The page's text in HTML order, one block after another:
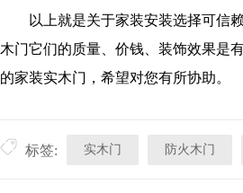
以上就是关于家装安装选择可信赖
木门它们的质量、价钱、装饰效果是
的家装实木门，希望对您有所协助。
标签: 实木门 防火木门